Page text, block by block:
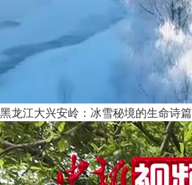
黑龙江大兴安岭：冰雪秘境的生命诗篇